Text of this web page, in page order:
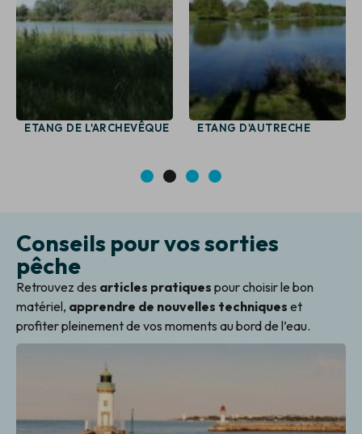
ETANG DE L'ARCHEVÊQUE ETANG D'AUTRECHE
3 4
Conseils pour vos sorties
pêche
Retrouvez des articles pratiques pour choisir le bon
matériel, apprendre de nouvelles techniques et
profiter pleinement de vos moments au bord de l’eau.